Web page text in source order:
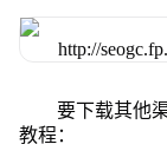
要下载其他
教程：